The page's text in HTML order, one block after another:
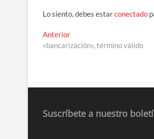
Lo siento, debes estarconectado
Navegación
de
AnteriorEntrada
anterior:
«bancarización», término válido
Suscríbete a nuestro